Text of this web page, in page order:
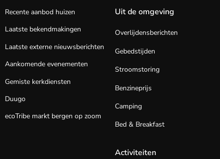
Recente aanbod huizen
Laatste bekendmakingen
Laatste externe nieuwsberichten
Aankomende evenementen
Gemiste kerkdiensten
Duugo
ecoTribe markt bergen op zoom
Uit de omgeving
Overlijdensberichten
Gebedstijden
Stroomstoring
Benzineprijs
Camping
Bed & Breakfast
Activiteiten